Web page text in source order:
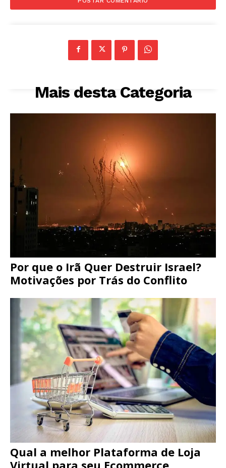
Mais desta Categoria
Por que o Irã Quer Destruir Israel?
Motivações por Trás do Conflito
Qual a melhor Plataforma de Loja
Virtual para seu Ecommerce